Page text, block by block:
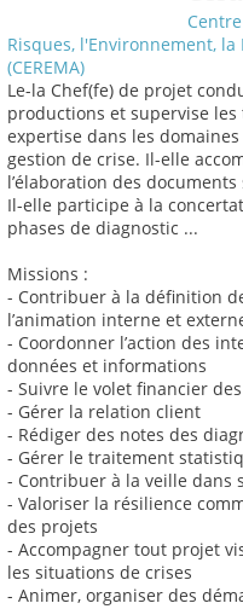
Risques, l'Environnement,
(CEREMA)
Le-la Chef(fe) de projet
productions et supervise
expertise dans les
gestion de crise. Il-elle
l’élaboration des
Il-elle participe à la
phases de diagnostic ...
Missions :
- Contribuer à la définition
l’animation interne et
- Coordonner l’action des
données et informations
- Suivre le volet financier
- Gérer la relation client
- Rédiger des notes des
- Gérer le traitement
- Contribuer à la veille dans
- Valoriser la résilience
des projets
- Accompagner tout projet
les situations de crises
- Animer, organiser des